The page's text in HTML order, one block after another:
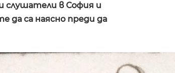
слушатели в София и
да са наясно преди да